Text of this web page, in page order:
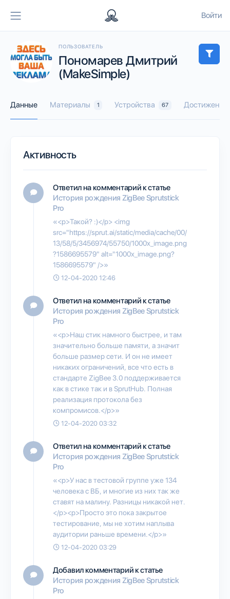
Войти
ПОЛЬЗОВАТЕЛЬ
Пономарев Дмитрий
(MakeSimple)
Данные Материалы 1 Устройства 67 Достижения
Активность
Ответил на комментарий к статье
История рождения ZigBee Sprutstick
Pro
«<p>Такой? :)</p> <img
src="https://sprut.ai/static/media/cache/00/
13/58/5/3456974/55750/1000x_image.png
?1586695579" alt="1000x_image.png?
1586695579" />»
12-04-2020 12:46
Ответил на комментарий к статье
История рождения ZigBee Sprutstick
Pro
«<p>Наш стик намного быстрее, и там
значительно больше памяти, а значит
больше размер сети. И он не имеет
никаких ограничений, все что есть в
стандарте ZigBee 3.0 поддерживается
как в стике так и в SprutHub. Полная
реализация протокола без
компромисов.</p>»
12-04-2020 03:32
Ответил на комментарий к статье
История рождения ZigBee Sprutstick
Pro
«<p>У нас в тестовой группе уже 134
человека с ВБ, и многие из них так же
ставят на малину. Разницы никакой нет.
</p><p>Просто это пока закрытое
тестирование, мы не хотим наплыва
аудитории раньше времени.</p>»
12-04-2020 03:29
Добавил комментарий к статье
История рождения ZigBee Sprutstick
Pro